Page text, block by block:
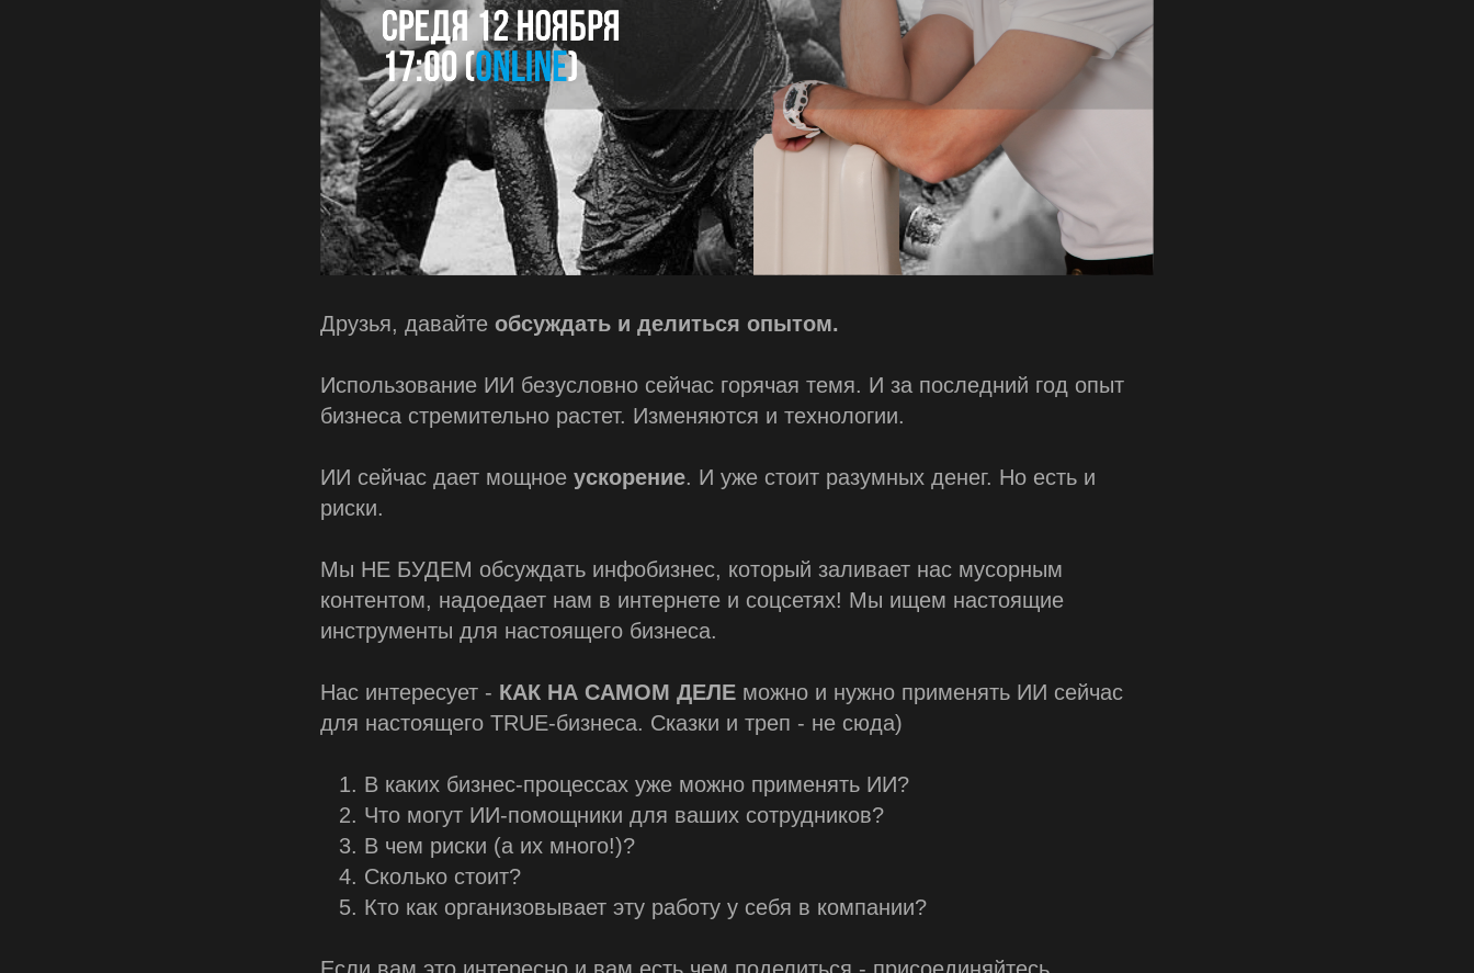
Друзья, давайте обсуждать и делиться опытом.
Использование ИИ безусловно сейчас горячая темя. И за последний год опыт
бизнеса стремительно растет. Изменяются и технологии.
ИИ сейчас дает мощное ускорение. И уже стоит разумных денег. Но есть и
риски.
Мы НЕ БУДЕМ обсуждать инфобизнес, который заливает нас мусорным
контентом, надоедает нам в интернете и соцсетях! Мы ищем настоящие
инструменты для настоящего бизнеса.
Нас интересует - КАК НА САМОМ ДЕЛЕ можно и нужно применять ИИ сейчас
для настоящего TRUE-бизнеса. Сказки и треп - не сюда)
В каких бизнес-процессах уже можно применять ИИ?
Что могут ИИ-помощники для ваших сотрудников?
В чем риски (а их много!)?
Сколько стоит?
Кто как организовывает эту работу у себя в компании?